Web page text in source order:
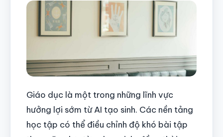
Giáo dục là một trong những lĩnh vực
hưởng lợi sớm từ AI tạo sinh. Các nền tảng
học tập có thể điều chỉnh độ khó bài tập